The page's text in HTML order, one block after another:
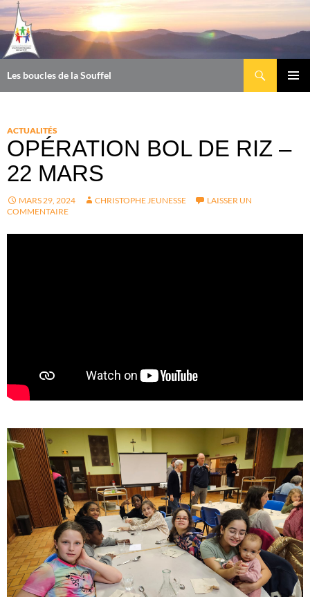
Aller
contenu
Les boucles de la Souffel
ACTUALITÉS
OPÉRATION BOL DE RIZ –
22 MARS
MARS 29, 2024 CHRISTOPHE JEUNESSE
LAISSER UN
COMMENTAIRE